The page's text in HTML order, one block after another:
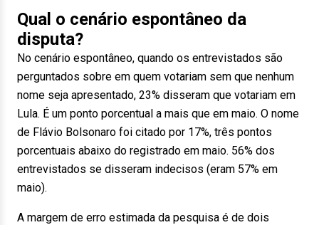
Qual o cenário espontâneo da
disputa?
No cenário espontâneo, quando os entrevistados são
perguntados sobre em quem votariam sem que nenhum
nome seja apresentado, 23% disseram que votariam em
Lula. É um ponto porcentual a mais que em maio. O nome
de Flávio Bolsonaro foi citado por 17%, três pontos
porcentuais abaixo do registrado em maio. 56% dos
entrevistados se disseram indecisos (eram 57% em
maio).
A margem de erro estimada da pesquisa é de dois